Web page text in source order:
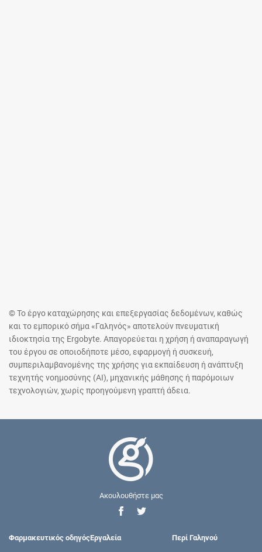
© Το έργο καταχώρησης και επεξεργασίας δεδομένων, καθώς
και το εμπορικό σήμα «Γαληνός» αποτελούν πνευματική
ιδιοκτησία της Ergobyte. Απαγορεύεται η χρήση ή αναπαραγωγή
του έργου σε οποιοδήποτε μέσο, εφαρμογή ή συσκευή,
συμπεριλαμβανομένης της χρήσης για εκπαίδευση ή ανάπτυξη
τεχνητής νοημοσύνης (AI), μηχανικής μάθησης ή παρόμοιων
τεχνολογιών, χωρίς προηγούμενη γραπτή άδεια.
Ακουλουθήστε μας
Φαρμακευτικός οδηγόςΕργαλεία Περί Γαληνού